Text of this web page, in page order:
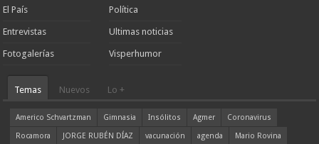
El País
Entrevistas
Fotogalerías
Política
Ultimas noticias
Visperhumor
Temas Nuevos Lo +
Americo Schvartzman Gimnasia Insólitos Agmer
Coronavirus
Rocamora
JORGE RUBÉN DÍAZ vacunación agenda
Mario Rovina